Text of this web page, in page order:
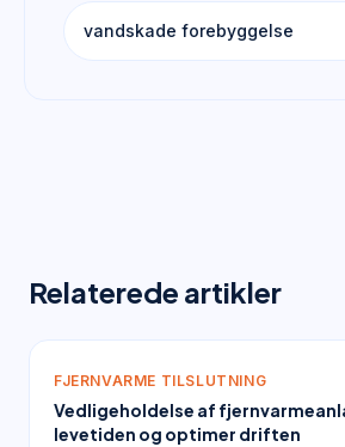
vandskade forebyggelse
Relaterede artikler
FJERNVARME TILSLUTNING
Vedligeholdelse af
levetiden og optimer driften